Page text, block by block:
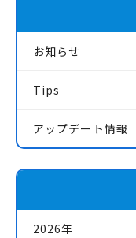
お知らせ
Tips
アップデート情報
2026年